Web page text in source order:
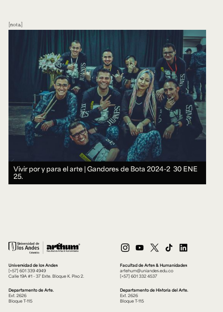
nota
Vivir por y para el arte | Gandores de Bota 2024-230 ENE
25.
Universidad de los Andes
[+57] 601 339 4949
Calle 19A #1 - 37 Este. Bloque K. Piso 2.
Facultad de Artes & Humanidades
artehum@uniandes.edu.co
[+57] 601 332 4537
Departamento de Arte.
Ext. 2626
Bloque T-115
Departamento de Historia del Arte.
Ext. 2626
Bloque T-115